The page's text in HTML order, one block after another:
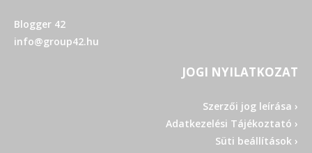
Blogger 42
info@group42.hu
JOGI NYILATKOZAT
Szerzői jog leírása ›
Adatkezelési Tájékoztató ›
Süti beállítások ›